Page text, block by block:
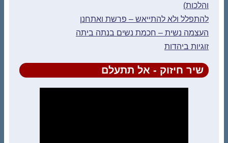
והלכות)
להתפלל ולא להתייאש – פרשת ואתחנן
העצמה נשית – חכמת נשים בנתה ביתה
זוגיות ביהדות
שיר חיזוק - אל תתעלם